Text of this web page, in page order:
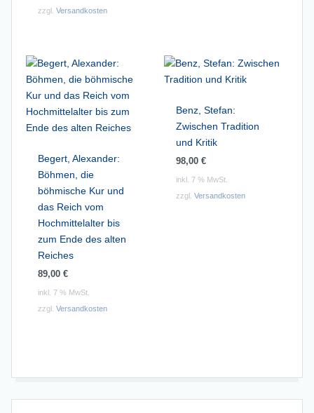
zzgl. Versandkosten
Begert, Alexander:
Böhmen, die
böhmische Kur und
das Reich vom
Hochmittelalter bis
zum Ende des alten
Reiches
89,00 €
inkl. 7 % MwSt.
zzgl. Versandkosten
Benz, Stefan:
Zwischen Tradition
und Kritik
98,00 €
inkl. 7 % MwSt.
zzgl. Versandkosten